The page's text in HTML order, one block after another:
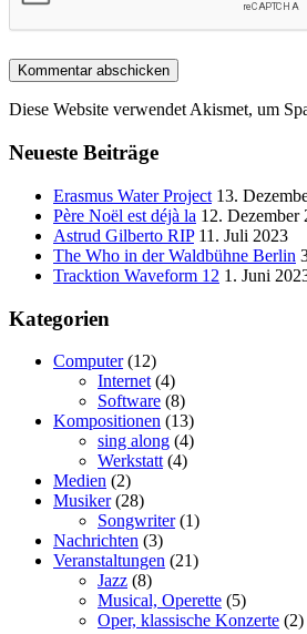
Diese Website verwendet Akismet, um
Neueste Beiträge
Erasmus Water Project 13.
Père Noël est déjà la 12. Dezember
Astrud Gilberto RIP 11. Juli 2023
The Who in der Waldbühne Berlin
Tracktion Waveform 12 1. Juni
Kategorien
Computer(12)
Internet (4)
Software (8)
Kompositionen (13)
sing along (4)
Werkstatt (4)
Medien (2)
Musiker(28)
Songwriter(1)
Nachrichten (3)
Veranstaltungen (21)
Jazz (8)
Musical, Operette (5)
Oper, klassische Konzerte (2)